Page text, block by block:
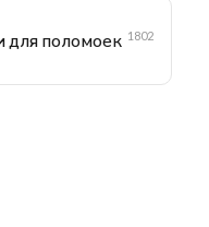
для поломоек 1802